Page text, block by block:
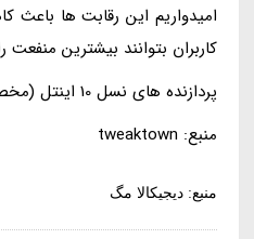
امیدواریم این رقابت ها
کاربران بتوانند بیشترین منفعت
پردازنده های نسل 10 اینتل (مخصوص دسکتاپ) معرفی شدند
منبع: tweaktown
منبع: دیجیکالا مگ